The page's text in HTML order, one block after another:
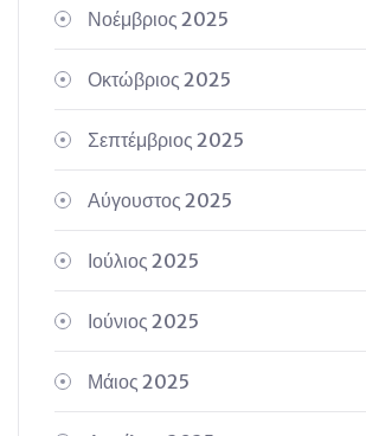
Νοέμβριος 2025
Οκτώβριος 2025
Σεπτέμβριος 2025
Αύγουστος 2025
Ιούλιος 2025
Ιούνιος 2025
Μάιος 2025